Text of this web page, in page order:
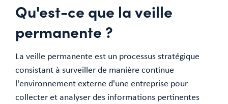
Qu'est-ce que la veille
permanente ?
La veille permanente est un processus stratégique
consistant à surveiller de manière continue
l'environnement externe d'une entreprise pour
collecter et analyser des informations pertinentes